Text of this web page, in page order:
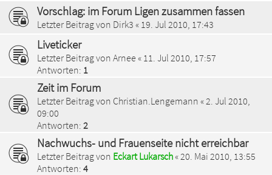
Vorschlag: im Forum Ligen zusammen fassen
Letzter Beitrag von Dirk3 « 19. Jul 2010, 17:43
Liveticker
Letzter Beitrag von Arnee « 11. Jul 2010, 17:57
Antworten: 1
Zeit im Forum
Letzter Beitrag von Christian.Lengemann « 2. Jul 2010,
09:00
Antworten: 2
Nachwuchs- und Frauenseite nicht erreichbar
Letzter Beitrag von Eckart Lukarsch« 20. Mai 2010, 13:55
Antworten: 4